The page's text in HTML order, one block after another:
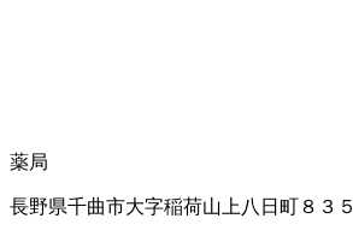
薬局
長野県千曲市大字稲荷山上八日町８３５